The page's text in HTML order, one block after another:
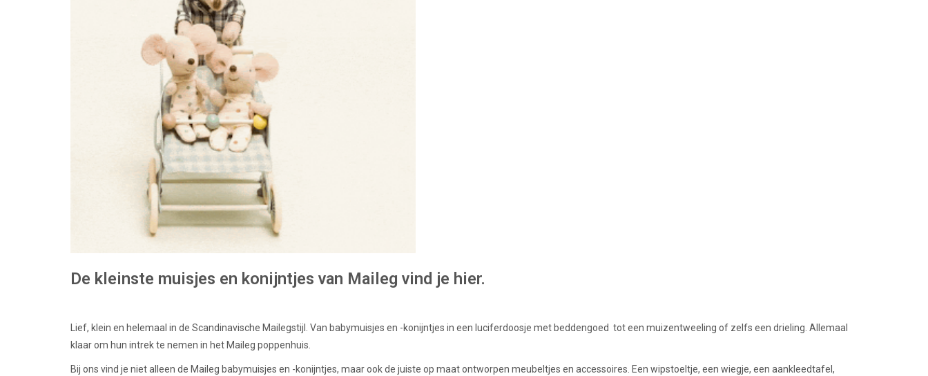
De kleinste muisjes en konijntjes van Maileg vind je hier.
Lief, klein en helemaal in de Scandinavische Mailegstijl. Van babymuisjes en -konijntjes in een luciferdoosje met beddengoed tot een muizentweeling of zelfs een drieling. Allemaal
klaar om hun intrek te nemen in het Maileg poppenhuis.
Bij ons vind je niet alleen de Maileg babymuisjes en -konijntjes, maar ook de juiste op maat ontworpen meubeltjes en accessoires. Een wipstoeltje, een wiegje, een aankleedtafel,